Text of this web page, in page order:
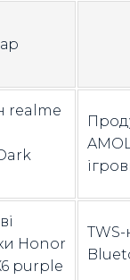
realme
Honor
purple